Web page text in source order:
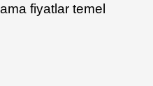
fiyatlar temel